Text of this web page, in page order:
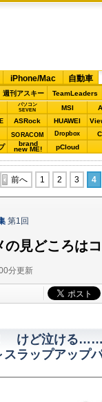
iPhone/Mac 自動車
週刊アスキー TeamLeaders
パソコン
SEVEN
MSI
ASRock HUAWEI
SORACOM Dropbox
brand
new ME! pCloud
前へ 1 2 3 4
第1回
見どころは
分更新
けど泣ける……
スラップアップ